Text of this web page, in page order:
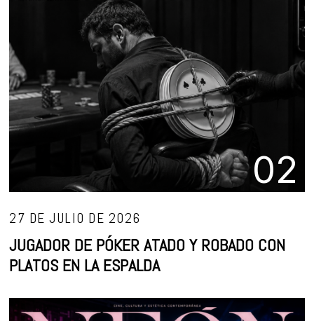
02
27 DE JULIO DE 2026
JUGADOR DE PÓKER ATADO Y ROBADO CON
PLATOS EN LA ESPALDA